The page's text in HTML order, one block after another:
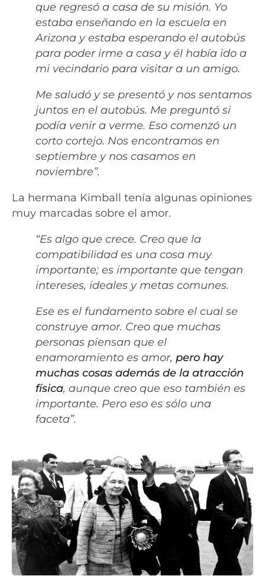
que regresó a casa de su misión. Yo
estaba enseñando en la escuela en
Arizona y estaba esperando el autobús
para poder irme a casa y él había ido a
mi vecindario para visitar a un amigo.
Me saludó y se presentó y nos sentamos
juntos en el autobús. Me preguntó si
podía venir a verme. Eso comenzó un
corto cortejo. Nos encontramos en
septiembre y nos casamos en
noviembre”.
La hermana Kimball tenía algunas opiniones
muy marcadas sobre el amor.
“Es algo que crece. Creo que la
compatibilidad es una cosa muy
importante; es importante que tengan
intereses, ideales y metas comunes.
Ese es el fundamento sobre el cual se
construye amor. Creo que muchas
personas piensan que el
enamoramiento es amor, pero hay
muchas cosas además de la atracción
física, aunque creo que eso también es
importante. Pero eso es sólo una
faceta”.